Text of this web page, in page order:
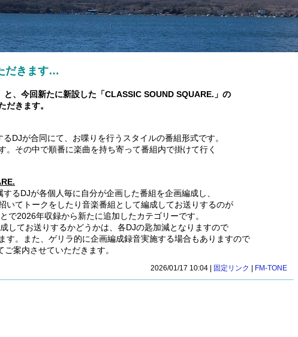
だきます…
と、今回新たに新設した「CLASSIC SOUND SQUARE.」の
だきます。
DJが合同にて、お喋りを行うスタイルの番組形式です。
。その中で順番に楽曲を持ち寄って番組内で掛けて行く
るDJが各個人毎に自分が企画した番組を企画編成し、
いてトークをしたり音楽番組として編成してお送りするのが
で2026年収録から新たに追加したカテゴリーです。
してお送りするかどうかは、各DJの匙加減となりますので
す。また、ゲリラ的に企画編成録音実施する場合もありますので
案内させていただきます。
2026/01/17 10:04 | 固定リンク FM-TONE